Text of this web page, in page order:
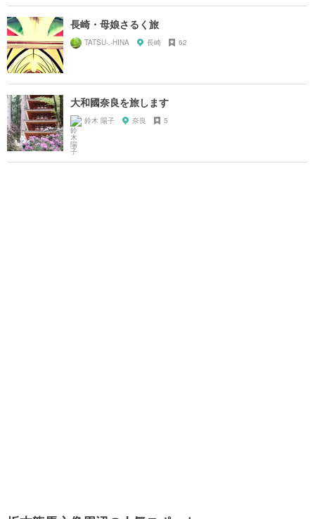
長崎・母娘さるく旅
TATSU-.-HINA 長崎 62
大和國奈良を旅します
鈴木 陽子 奈良 5